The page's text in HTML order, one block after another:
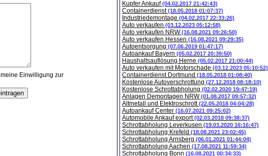
meine Einwilligung zur
Kupfer Ankauf(04.02.2017 21:42:43)
Containerdienst(18.05.2018 01:07:37)
Industriedemontage (04.02.2017 22:33:26)
Auto verkaufen (03.12.2023 05:12:58)
Auto verkaufen NRW(16.08.2021 09:26:50)
Auto verkaufen Hessen (16.08.2021 09:29:35)
Autoentsorgung (07.06.2019 01:47:17)
Autoankauf Bayern (05.02.2017 20:39:50)
Haushaltsauflösung Herne (05.02.2017 21:00:44)
Auto verkaufen mit Motorschade (03.12.2023 05:10:52)
Containerdienst Dortmund (18.05.2018 01:08:40)
Kostenlose Autoverschrottung (27.12.2018 08:18:10)
Kostenlose Schrottabholung (02.02.2020 19:47:19)
Anlagen Demontagen NRW(01.08.2017 09:57:32)
Altmetall und Elektroschrott(22.05.2018 04:04:28)
Autoankauf Center (16.07.2021 09:25:02)
Automobile Ankauf export(02.03.2018 09:38:37)
Schrottabholung Leverkusen (19.03.2020 16:16:47)
Schrottabholung Krefeld (18.08.2021 23:02:45)
Schrottabholung Arnsberg (06.01.2021 01:44:04)
Schrottabholung Aachen (17.08.2021 11:59:34)
Schrottabholung Bonn (16.08.2021 00:34:33)